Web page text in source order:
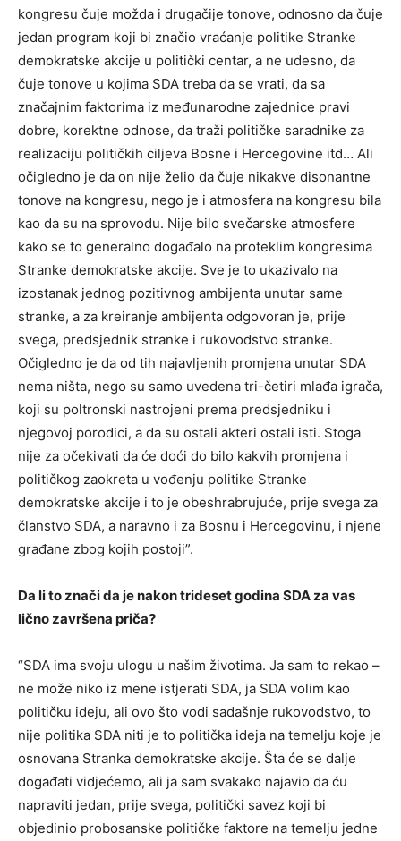
kongresu čuje možda i drugačije tonove, odnosno da čuje
jedan program koji bi značio vraćanje politike Stranke
demokratske akcije u politički centar, a ne udesno, da
čuje tonove u kojima SDA treba da se vrati, da sa
značajnim faktorima iz međunarodne zajednice pravi
dobre, korektne odnose, da traži političke saradnike za
realizaciju političkih ciljeva Bosne i Hercegovine itd… Ali
očigledno je da on nije želio da čuje nikakve disonantne
tonove na kongresu, nego je i atmosfera na kongresu bila
kao da su na sprovodu. Nije bilo svečarske atmosfere
kako se to generalno događalo na proteklim kongresima
Stranke demokratske akcije. Sve je to ukazivalo na
izostanak jednog pozitivnog ambijenta unutar same
stranke, a za kreiranje ambijenta odgovoran je, prije
svega, predsjednik stranke i rukovodstvo stranke.
Očigledno je da od tih najavljenih promjena unutar SDA
nema ništa, nego su samo uvedena tri-četiri mlađa igrača,
koji su poltronski nastrojeni prema predsjedniku i
njegovoj porodici, a da su ostali akteri ostali isti. Stoga
nije za očekivati da će doći do bilo kakvih promjena i
političkog zaokreta u vođenju politike Stranke
demokratske akcije i to je obeshrabrujuće, prije svega za
članstvo SDA, a naravno i za Bosnu i Hercegovinu, i njene
građane zbog kojih postoji”.
Da li to znači da je nakon trideset godina SDA za vas
lično završena priča?
“SDA ima svoju ulogu u našim životima. Ja sam to rekao –
ne može niko iz mene istjerati SDA, ja SDA volim kao
političku ideju, ali ovo što vodi sadašnje rukovodstvo, to
nije politika SDA niti je to politička ideja na temelju koje je
osnovana Stranka demokratske akcije. Šta će se dalje
događati vidjećemo, ali ja sam svakako najavio da ću
napraviti jedan, prije svega, politički savez koji bi
objedinio probosanske političke faktore na temelju jedne